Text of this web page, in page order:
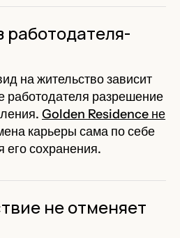
работодателя-
на жительство зависит
работодателя разрешение
Golden Residence не
карьеры сама по себе
его сохранения.
не отменяет